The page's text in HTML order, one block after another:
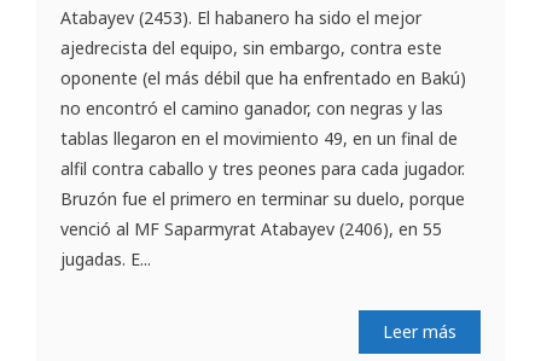
Atabayev (2453). El habanero ha sido el mejor
ajedrecista del equipo, sin embargo, contra este
oponente (el más débil que ha enfrentado en Bakú)
no encontró el camino ganador, con negras y las
tablas llegaron en el movimiento 49, en un final de
alfil contra caballo y tres peones para cada jugador.
Bruzón fue el primero en terminar su duelo, porque
venció al MF Saparmyrat Atabayev (2406), en 55
jugadas. E...
Leer más